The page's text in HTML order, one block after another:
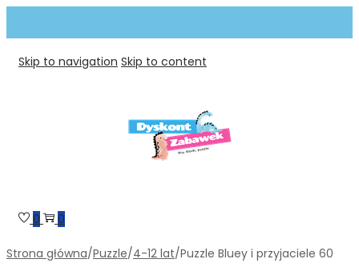
Skip to navigation Skip to content
0 0
Strona główna/Puzzle/4-12 lat/Puzzle Bluey i przyjaciele 60